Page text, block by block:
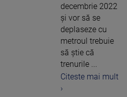
decembrie 2022
și vor să se
deplaseze cu
metroul trebuie
să știe că
trenurile ...
Citeste mai mult
›